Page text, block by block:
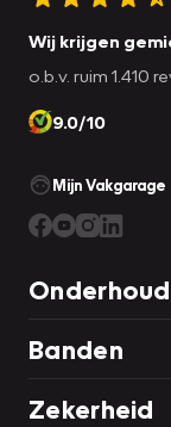
Wij krijgen
o.b.v. ruim 1.410
9.0/10
Mijn Vakgarage
Onderhoud
Banden
Zekerheid